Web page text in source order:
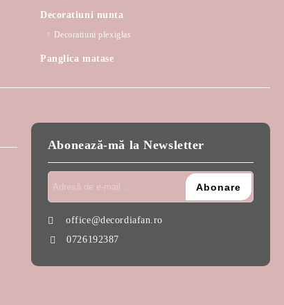
Decoratiuni nunta
Decoratiuni plexiglas
Panglica matase
Abonează-mă la Newsletter
office@decordiafan.ro
0726192387